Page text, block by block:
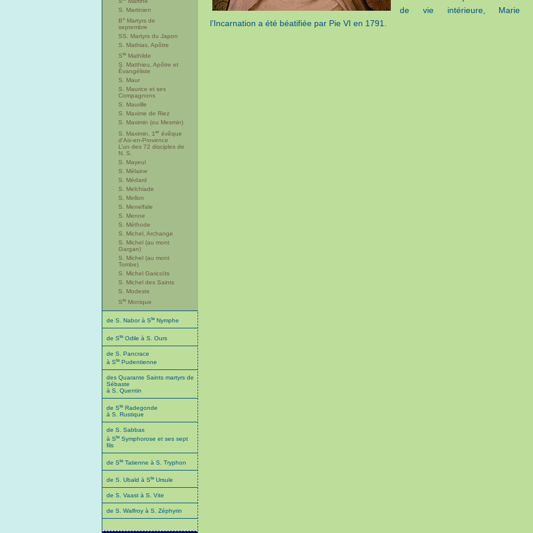
S. Martinien
Bx Martyrs de
septembre
SS. Martyrs du Japon
S. Mathias, Apôtre
Ste Mathilde
S. Matthieu, Apôtre et
Évangéliste
S. Maur
S. Maurice et ses
Compagnons
S. Maurille
S. Maxime de Riez
S. Maximin (ou Mesmin)
S. Maximin, 1 er évêque
d’Aix-en-Provence
L’un des 72 disciples de
N. S.
S. Mayeul
S. Mélaine
S. Médard
S. Melchiade
S. Mellon
S. Menelfale
S. Menne
S. Méthode
S. Michel, Archange
S. Michel (au mont
Gargan)
S. Michel (au mont
Tombe)
S. Michel Garicoïts
S. Michel des Saints
S. Modeste
Ste Monique
de S. Nabor à Ste Nymphe
de Ste Odile à S. Ours
de S. Pancrace
à Ste Pudentienne
des Quarante Saints martyrs de
Sébaste
à S. Quentin
de Ste Radegonde
à S. Rustique
de S. Sabbas
à Ste Symphorose et ses sept
fils
de Ste Tatienne à S. Tryphon
de S. Ubald à Ste Ursule
de S. Vaast à S. Vite
de S. Walfroy à S. Zéphyrin
de vie intérieure, Marie
l’Incarnation a été béatifiée par Pie VI en 1791.